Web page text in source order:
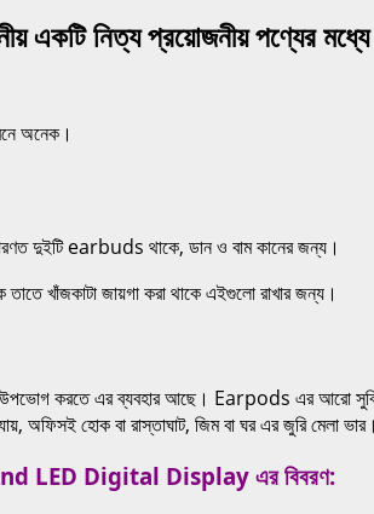
নিত্য প্রয়োজনীয় পণ্যের
অনেক।
দুইটি earbuds থাকে, ডান ও বাম কানের জন্য।
তাতে খাঁজকাটা জায়গা করা থাকে এইগুলো রাখার জন্য।
উপভোগ করতে এর ব্যবহার আছে। Earpods এর আরো
হোক বা রাস্তাঘাট, জিম বা ঘর এর জুরি মেলা ভার।
LED Digital Display এর বিবরণ: